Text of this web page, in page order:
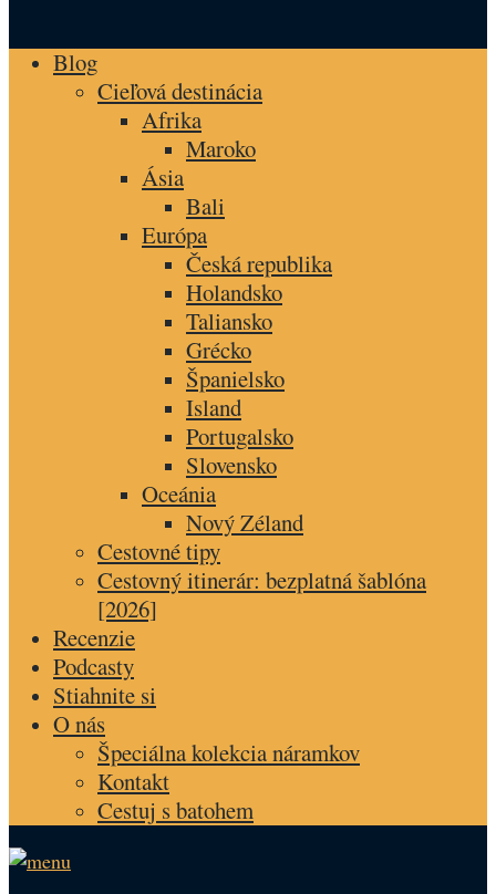
Blog
Cieľová destinácia
Afrika
Maroko
Ásia
Bali
Európa
Česká republika
Holandsko
Taliansko
Grécko
Španielsko
Island
Portugalsko
Slovensko
Oceánia
Nový Zéland
Cestovné tipy
Cestovný itinerár: bezplatná šablóna
[2026]
Recenzie
Podcasty
Stiahnite si
O nás
Špeciálna kolekcia náramkov
Kontakt
Cestuj s batohem